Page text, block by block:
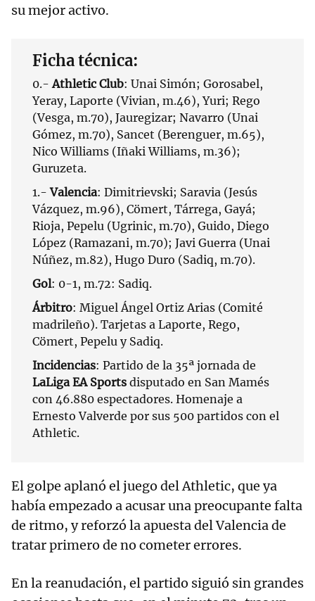
su mejor activo.
Ficha técnica:
0.-Athletic Club: Unai Simón; Gorosabel,
Yeray, Laporte (Vivian, m.46), Yuri; Rego
(Vesga, m.70), Jauregizar; Navarro (Unai
Gómez, m.70), Sancet (Berenguer, m.65),
Nico Williams (Iñaki Williams, m.36);
Guruzeta.
1.-Valencia: Dimitrievski; Saravia (Jesús
Vázquez, m.96), Cömert, Tárrega, Gayá;
Rioja, Pepelu (Ugrinic, m.70), Guido, Diego
López (Ramazani, m.70); Javi Guerra (Unai
Núñez, m.82), Hugo Duro (Sadiq, m.70).
Gol: 0-1, m.72: Sadiq.
Árbitro: Miguel Ángel Ortiz Arias (Comité
madrileño). Tarjetas a Laporte, Rego,
Cömert, Pepelu y Sadiq.
Incidencias: Partido de la 35ª jornada de
LaLiga EA Sports disputado en San Mamés
con 46.880 espectadores. Homenaje a
Ernesto Valverde por sus 500 partidos con el
Athletic.
El golpe aplanó el juego del Athletic, que ya
había empezado a acusar una preocupante falta
de ritmo, y reforzó la apuesta del Valencia de
tratar primero de no cometer errores.
En la reanudación, el partido siguió sin grandes